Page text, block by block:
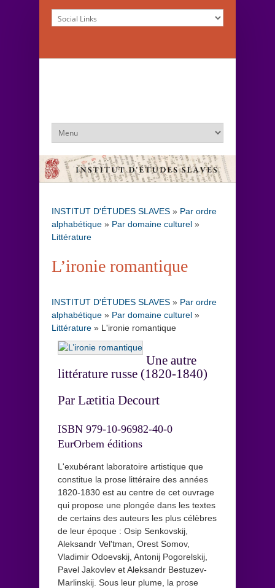
INSTITUT D'ÉTUDES SLAVES » Par ordre
alphabétique » Par domaine culturel »
Littérature
L’ironie romantique
INSTITUT D'ÉTUDES SLAVES » Par ordre
alphabétique » Par domaine culturel »
Littérature » L'ironie romantique
Une autre
littérature russe (1820-1840)
Par Lætitia Decourt
ISBN 979-10-96982-40-0
EurOrbem éditions
L'exubérant laboratoire artistique que
constitue la prose littéraire des années
1820-1830 est au centre de cet ouvrage
qui propose une plongée dans les textes
de certains des auteurs les plus célèbres
de leur époque : Osip Senkovskij,
Aleksandr Vel'tman, Orest Somov,
Vladimir Odoevskij, Antonij Pogorelskij,
Pavel Jakovlev et Aleksandr Bestuzev-
Marlinskij. Sous leur plume, la prose